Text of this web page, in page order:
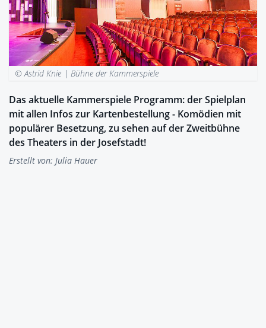
© Astrid Knie |Bühne der Kammerspiele
Das aktuelle Kammerspiele Programm: der Spielplan
mit allen Infos zur Kartenbestellung - Komödien mit
populärer Besetzung, zu sehen auf der Zweitbühne
des Theaters in der Josefstadt!
Erstellt von: Julia Hauer